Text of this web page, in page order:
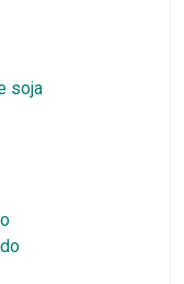
soja